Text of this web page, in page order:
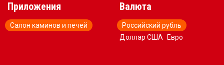
Приложения
Салон каминов и печей
Валюта
Российский рубль
Доллар США
Евро